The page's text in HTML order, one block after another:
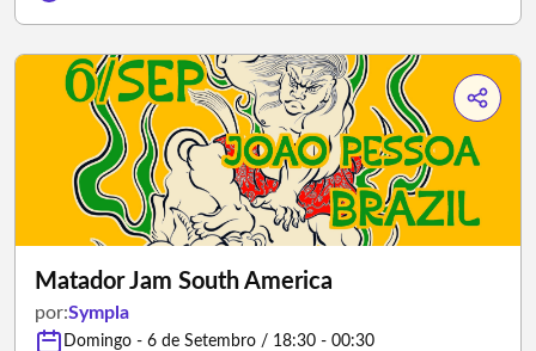
Matador Jam South America
por:Sympla
Domingo - 6 de Setembro / 18:30 - 00:30